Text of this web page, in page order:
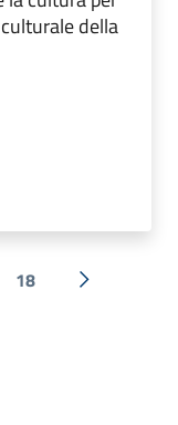
della
18 Successiva